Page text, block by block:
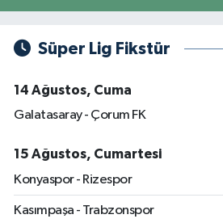
Süper Lig Fikstür
14 Ağustos, Cuma
Galatasaray - Çorum FK
15 Ağustos, Cumartesi
Konyaspor - Rizespor
Kasımpaşa - Trabzonspor